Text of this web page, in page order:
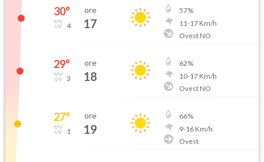
30°
4
ore
17
57%
11-17Km/h
Ovest NO
29°
3
ore
18
62%
10-17Km/h
Ovest NO
27°
1
ore
19
66%
9-16Km/h
Ovest